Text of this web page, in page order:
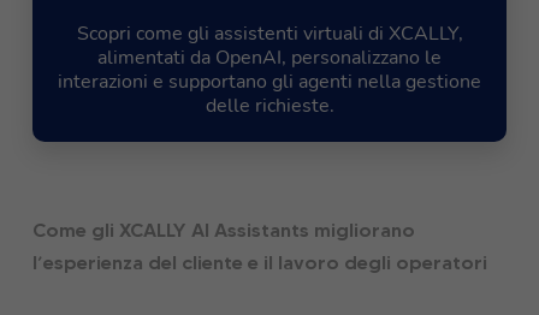
Scopri come gli assistenti virtuali di XCALLY,
alimentati da OpenAI, personalizzano le
interazioni e supportano gli agenti nella gestione
delle richieste.
Come gli XCALLY AI Assistants migliorano
l’esperienza del cliente e il lavoro degli operatori